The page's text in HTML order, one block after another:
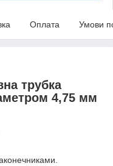
Оплата Умови
трубка
4,75 мм